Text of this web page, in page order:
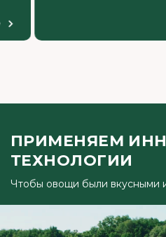
ПРИМЕНЯЕМ
ТЕХНОЛОГИИ
Чтобы овощи были вкусными